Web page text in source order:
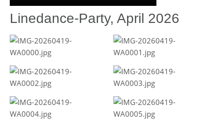
Linedance-Party, April 2026